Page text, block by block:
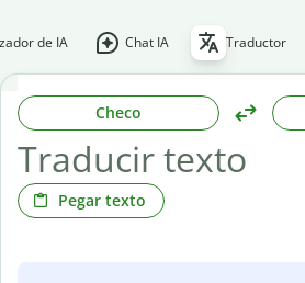
de IA Chat IA Traductor
Checo
Pegar texto